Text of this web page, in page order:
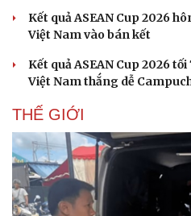
Kết quả ASEAN Cup 2026
Việt Nam vào bán kết
Kết quả ASEAN Cup 2026
Việt Nam thắng dễ
THẾ GIỚI